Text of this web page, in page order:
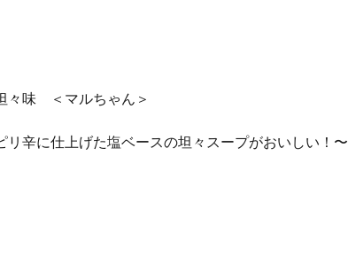
々味 ＜マルちゃん＞
辛に仕上げた塩ベースの坦々スープがおいしい！〜